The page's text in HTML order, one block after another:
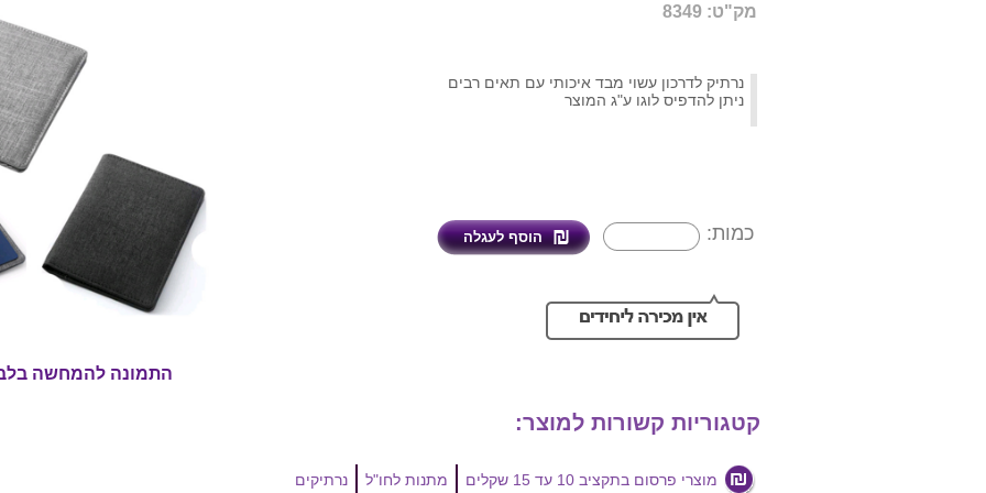
מק"ט: 8349
התמונה להמחשה
נרתיק לדרכון עשוי מבד איכותי עם תאים רבים
ניתן להדפיס לוגו ע"ג המוצר
כמות:
קטגוריות קשורות למוצר:
מוצרי פרסום בתקציב 10 עד 15 שקלים מתנות לחו"ל נרתיקים